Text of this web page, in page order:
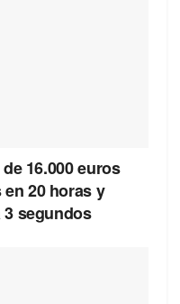
16.000 euros
20 horas y
segundos